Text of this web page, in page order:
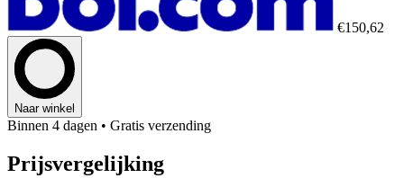
€150,62
Naar winkel
Binnen 4 dagen • Gratis verzending
Prijsvergelijking